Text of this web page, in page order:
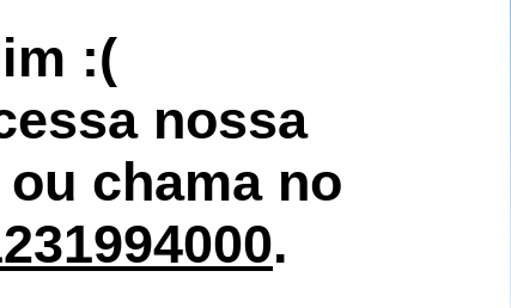
:(
nossa
chama no
.